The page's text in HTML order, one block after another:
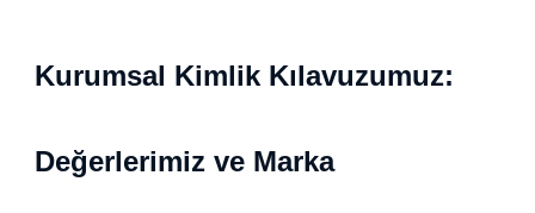
Kurumsal Kimlik Kılavuzumuz:
Değerlerimiz ve Marka